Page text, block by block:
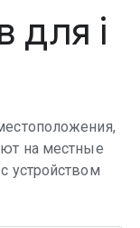
для i
на местные
устройством